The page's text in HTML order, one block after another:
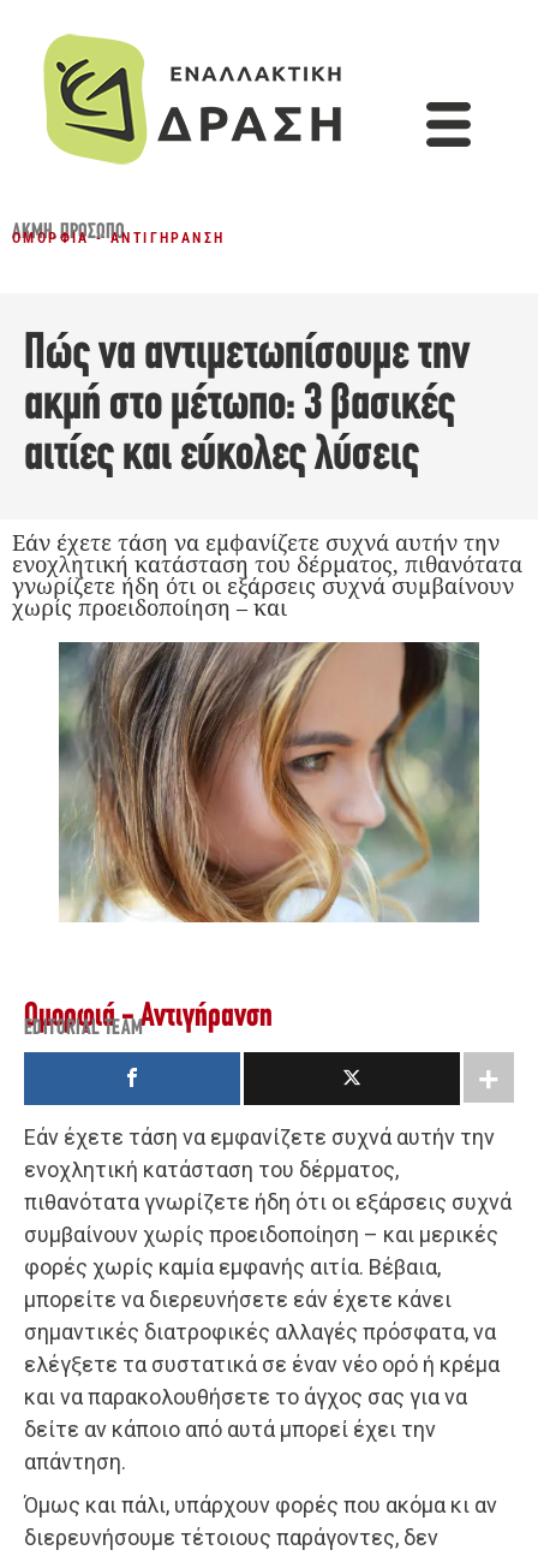
ΑΚΜΉ,ΠΡΌΣΩΠΟ
ΟΜΟΡΦΙΆ - ΑΝΤΙΓΉΡΑΝΣΗ
Πώς να αντιμετωπίσουμε την
ακμή στο μέτωπο: 3 βασικές
αιτίες και εύκολες λύσεις
Εάν έχετε τάση να εμφανίζετε συχνά αυτήν την
ενοχλητική κατάσταση του δέρματος, πιθανότατα
γνωρίζετε ήδη ότι οι εξάρσεις συχνά συμβαίνουν
χωρίς προειδοποίηση – και
Ομορφιά - Αντιγήρανση
EDITORIAL TEAM
Εάν έχετε τάση να εμφανίζετε συχνά αυτήν την
ενοχλητική κατάσταση του δέρματος,
πιθανότατα γνωρίζετε ήδη ότι οι εξάρσεις συχνά
συμβαίνουν χωρίς προειδοποίηση – και μερικές
φορές χωρίς καμία εμφανής αιτία. Βέβαια,
μπορείτε να διερευνήσετε εάν έχετε κάνει
σημαντικές διατροφικές αλλαγές πρόσφατα, να
ελέγξετε τα συστατικά σε έναν νέο ορό ή κρέμα
και να παρακολουθήσετε το άγχος σας για να
δείτε αν κάποιο από αυτά μπορεί έχει την
απάντηση.
Όμως και πάλι, υπάρχουν φορές που ακόμα κι αν
διερευνήσουμε τέτοιους παράγοντες, δεν